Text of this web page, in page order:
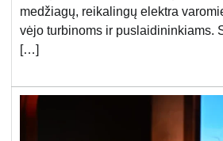
medžiagų, reikalingų elektra
vėjo turbinoms ir puslaidininkiams.
[…]